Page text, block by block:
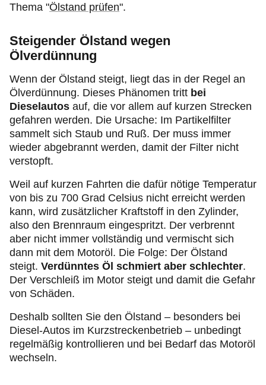
Thema "Ölstand prüfen".
Steigender Ölstand wegen
Ölverdünnung
Wenn der Ölstand steigt, liegt das in der Regel an
Ölverdünnung. Dieses Phänomen tritt bei
Dieselautos auf, die vor allem auf kurzen Strecken
gefahren werden. Die Ursache: Im Partikelfilter
sammelt sich Staub und Ruß. Der muss immer
wieder abgebrannt werden, damit der Filter nicht
verstopft.
Weil auf kurzen Fahrten die dafür nötige Temperatur
von bis zu 700 Grad Celsius nicht erreicht werden
kann, wird zusätzlicher Kraftstoff in den Zylinder,
also den Brennraum eingespritzt. Der verbrennt
aber nicht immer vollständig und vermischt sich
dann mit dem Motoröl. Die Folge: Der Ölstand
steigt. Verdünntes Öl schmiert aber schlechter.
Der Verschleiß im Motor steigt und damit die Gefahr
von Schäden.
Deshalb sollten Sie den Ölstand – besonders bei
Diesel-Autos im Kurzstreckenbetrieb – unbedingt
regelmäßig kontrollieren und bei Bedarf das Motoröl
wechseln.